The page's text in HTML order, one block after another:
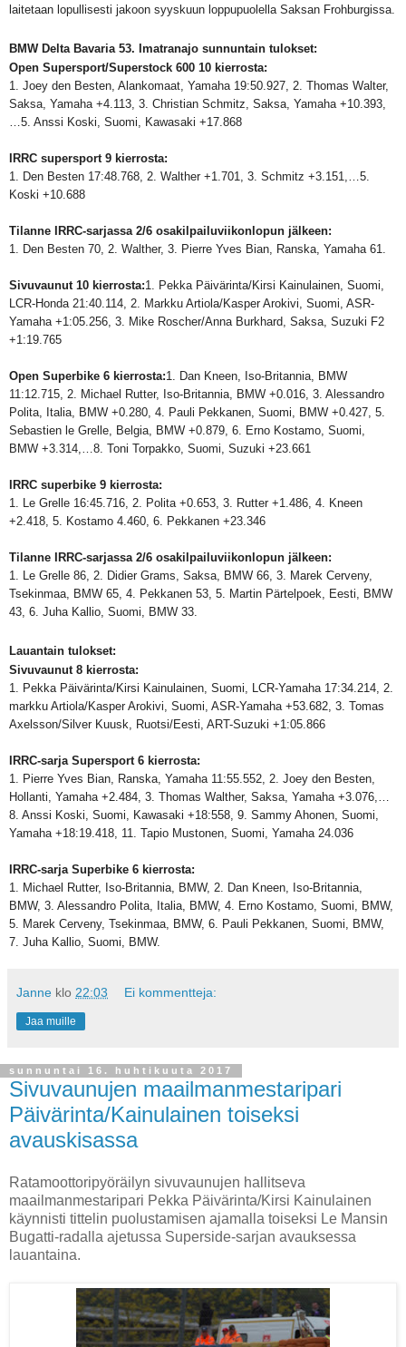
laitetaan lopullisesti jakoon syyskuun loppupuolella Saksan Frohburgissa.
BMW Delta Bavaria 53. Imatranajo sunnuntain tulokset:
Open Supersport/Superstock 600 10 kierrosta:
1. Joey den Besten, Alankomaat, Yamaha 19:50.927, 2. Thomas Walter,
Saksa, Yamaha +4.113, 3. Christian Schmitz, Saksa, Yamaha +10.393,
…5. Anssi Koski, Suomi, Kawasaki +17.868
IRRC supersport 9 kierrosta:
1. Den Besten 17:48.768, 2. Walther +1.701, 3. Schmitz +3.151,…5.
Koski +10.688
Tilanne IRRC-sarjassa 2/6 osakilpailuviikonlopun jälkeen:
1. Den Besten 70, 2. Walther, 3. Pierre Yves Bian, Ranska, Yamaha 61.
Sivuvaunut 10 kierrosta:1. Pekka Päivärinta/Kirsi Kainulainen, Suomi,
LCR-Honda 21:40.114, 2. Markku Artiola/Kasper Arokivi, Suomi, ASR-
Yamaha +1:05.256, 3. Mike Roscher/Anna Burkhard, Saksa, Suzuki F2
+1:19.765
Open Superbike 6 kierrosta:1. Dan Kneen, Iso-Britannia, BMW
11:12.715, 2. Michael Rutter, Iso-Britannia, BMW +0.016, 3. Alessandro
Polita, Italia, BMW +0.280, 4. Pauli Pekkanen, Suomi, BMW +0.427, 5.
Sebastien le Grelle, Belgia, BMW +0.879, 6. Erno Kostamo, Suomi,
BMW +3.314,…8. Toni Torpakko, Suomi, Suzuki +23.661
IRRC superbike 9 kierrosta:
1. Le Grelle 16:45.716, 2. Polita +0.653, 3. Rutter +1.486, 4. Kneen
+2.418, 5. Kostamo 4.460, 6. Pekkanen +23.346
Tilanne IRRC-sarjassa 2/6 osakilpailuviikonlopun jälkeen:
1. Le Grelle 86, 2. Didier Grams, Saksa, BMW 66, 3. Marek Cerveny,
Tsekinmaa, BMW 65, 4. Pekkanen 53, 5. Martin Pärtelpoek, Eesti, BMW
43, 6. Juha Kallio, Suomi, BMW 33.
Lauantain tulokset:
Sivuvaunut 8 kierrosta:
1. Pekka Päivärinta/Kirsi Kainulainen, Suomi, LCR-Yamaha 17:34.214, 2.
markku Artiola/Kasper Arokivi, Suomi, ASR-Yamaha +53.682, 3. Tomas
Axelsson/Silver Kuusk, Ruotsi/Eesti, ART-Suzuki +1:05.866
IRRC-sarja Supersport 6 kierrosta:
1. Pierre Yves Bian, Ranska, Yamaha 11:55.552, 2. Joey den Besten,
Hollanti, Yamaha +2.484, 3. Thomas Walther, Saksa, Yamaha +3.076,…
8. Anssi Koski, Suomi, Kawasaki +18:558, 9. Sammy Ahonen, Suomi,
Yamaha +18:19.418, 11. Tapio Mustonen, Suomi, Yamaha 24.036
IRRC-sarja Superbike 6 kierrosta:
1. Michael Rutter, Iso-Britannia, BMW, 2. Dan Kneen, Iso-Britannia,
BMW, 3. Alessandro Polita, Italia, BMW, 4. Erno Kostamo, Suomi, BMW,
5. Marek Cerveny, Tsekinmaa, BMW, 6. Pauli Pekkanen, Suomi, BMW,
7. Juha Kallio, Suomi, BMW.
Janne klo 22:03 Ei kommentteja:
Jaa muille
sunnuntai 16. huhtikuuta 2017
Sivuvaunujen maailmanmestaripari
Päivärinta/Kainulainen toiseksi
avauskisassa
Ratamoottoripyöräilyn sivuvaunujen hallitseva
maailmanmestaripari Pekka Päivärinta/Kirsi Kainulainen
käynnisti tittelin puolustamisen ajamalla toiseksi Le Mansin
Bugatti-radalla ajetussa Superside-sarjan avauksessa
lauantaina.